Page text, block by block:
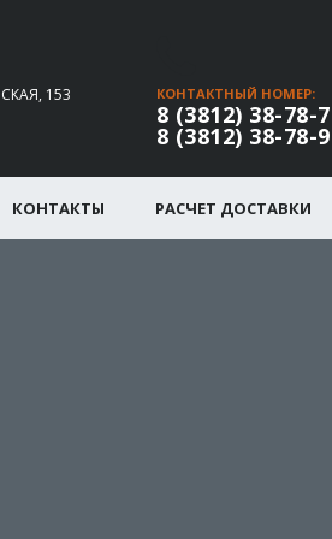
КОНТАКТНЫЙ НОМЕР:
8 (3812) 38-78-
8 (3812) 38-78-
153
КОНТАКТЫ РАСЧЕТ ДОСТАВКИ